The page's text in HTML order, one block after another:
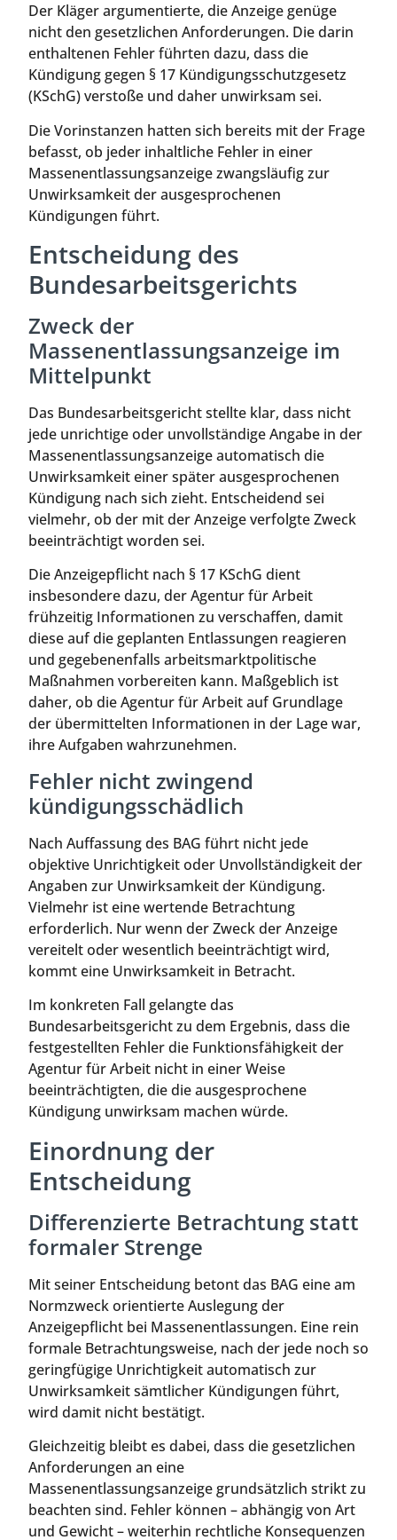
Der Kläger argumentierte, die Anzeige genüge
nicht den gesetzlichen Anforderungen. Die darin
enthaltenen Fehler führten dazu, dass die
Kündigung gegen § 17 Kündigungsschutzgesetz
(KSchG) verstoße und daher unwirksam sei.
Die Vorinstanzen hatten sich bereits mit der Frage
befasst, ob jeder inhaltliche Fehler in einer
Massenentlassungsanzeige zwangsläufig zur
Unwirksamkeit der ausgesprochenen
Kündigungen führt.
Entscheidung des
Bundesarbeitsgerichts
Zweck der
Massenentlassungsanzeige im
Mittelpunkt
Das Bundesarbeitsgericht stellte klar, dass nicht
jede unrichtige oder unvollständige Angabe in der
Massenentlassungsanzeige automatisch die
Unwirksamkeit einer später ausgesprochenen
Kündigung nach sich zieht. Entscheidend sei
vielmehr, ob der mit der Anzeige verfolgte Zweck
beeinträchtigt worden sei.
Die Anzeigepflicht nach § 17 KSchG dient
insbesondere dazu, der Agentur für Arbeit
frühzeitig Informationen zu verschaffen, damit
diese auf die geplanten Entlassungen reagieren
und gegebenenfalls arbeitsmarktpolitische
Maßnahmen vorbereiten kann. Maßgeblich ist
daher, ob die Agentur für Arbeit auf Grundlage
der übermittelten Informationen in der Lage war,
ihre Aufgaben wahrzunehmen.
Fehler nicht zwingend
kündigungsschädlich
Nach Auffassung des BAG führt nicht jede
objektive Unrichtigkeit oder Unvollständigkeit der
Angaben zur Unwirksamkeit der Kündigung.
Vielmehr ist eine wertende Betrachtung
erforderlich. Nur wenn der Zweck der Anzeige
vereitelt oder wesentlich beeinträchtigt wird,
kommt eine Unwirksamkeit in Betracht.
Im konkreten Fall gelangte das
Bundesarbeitsgericht zu dem Ergebnis, dass die
festgestellten Fehler die Funktionsfähigkeit der
Agentur für Arbeit nicht in einer Weise
beeinträchtigten, die die ausgesprochene
Kündigung unwirksam machen würde.
Einordnung der
Entscheidung
Differenzierte Betrachtung statt
formaler Strenge
Mit seiner Entscheidung betont das BAG eine am
Normzweck orientierte Auslegung der
Anzeigepflicht bei Massenentlassungen. Eine rein
formale Betrachtungsweise, nach der jede noch so
geringfügige Unrichtigkeit automatisch zur
Unwirksamkeit sämtlicher Kündigungen führt,
wird damit nicht bestätigt.
Gleichzeitig bleibt es dabei, dass die gesetzlichen
Anforderungen an eine
Massenentlassungsanzeige grundsätzlich strikt zu
beachten sind. Fehler können – abhängig von Art
und Gewicht – weiterhin rechtliche Konsequenzen